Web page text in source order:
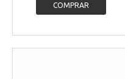
COMPRAR